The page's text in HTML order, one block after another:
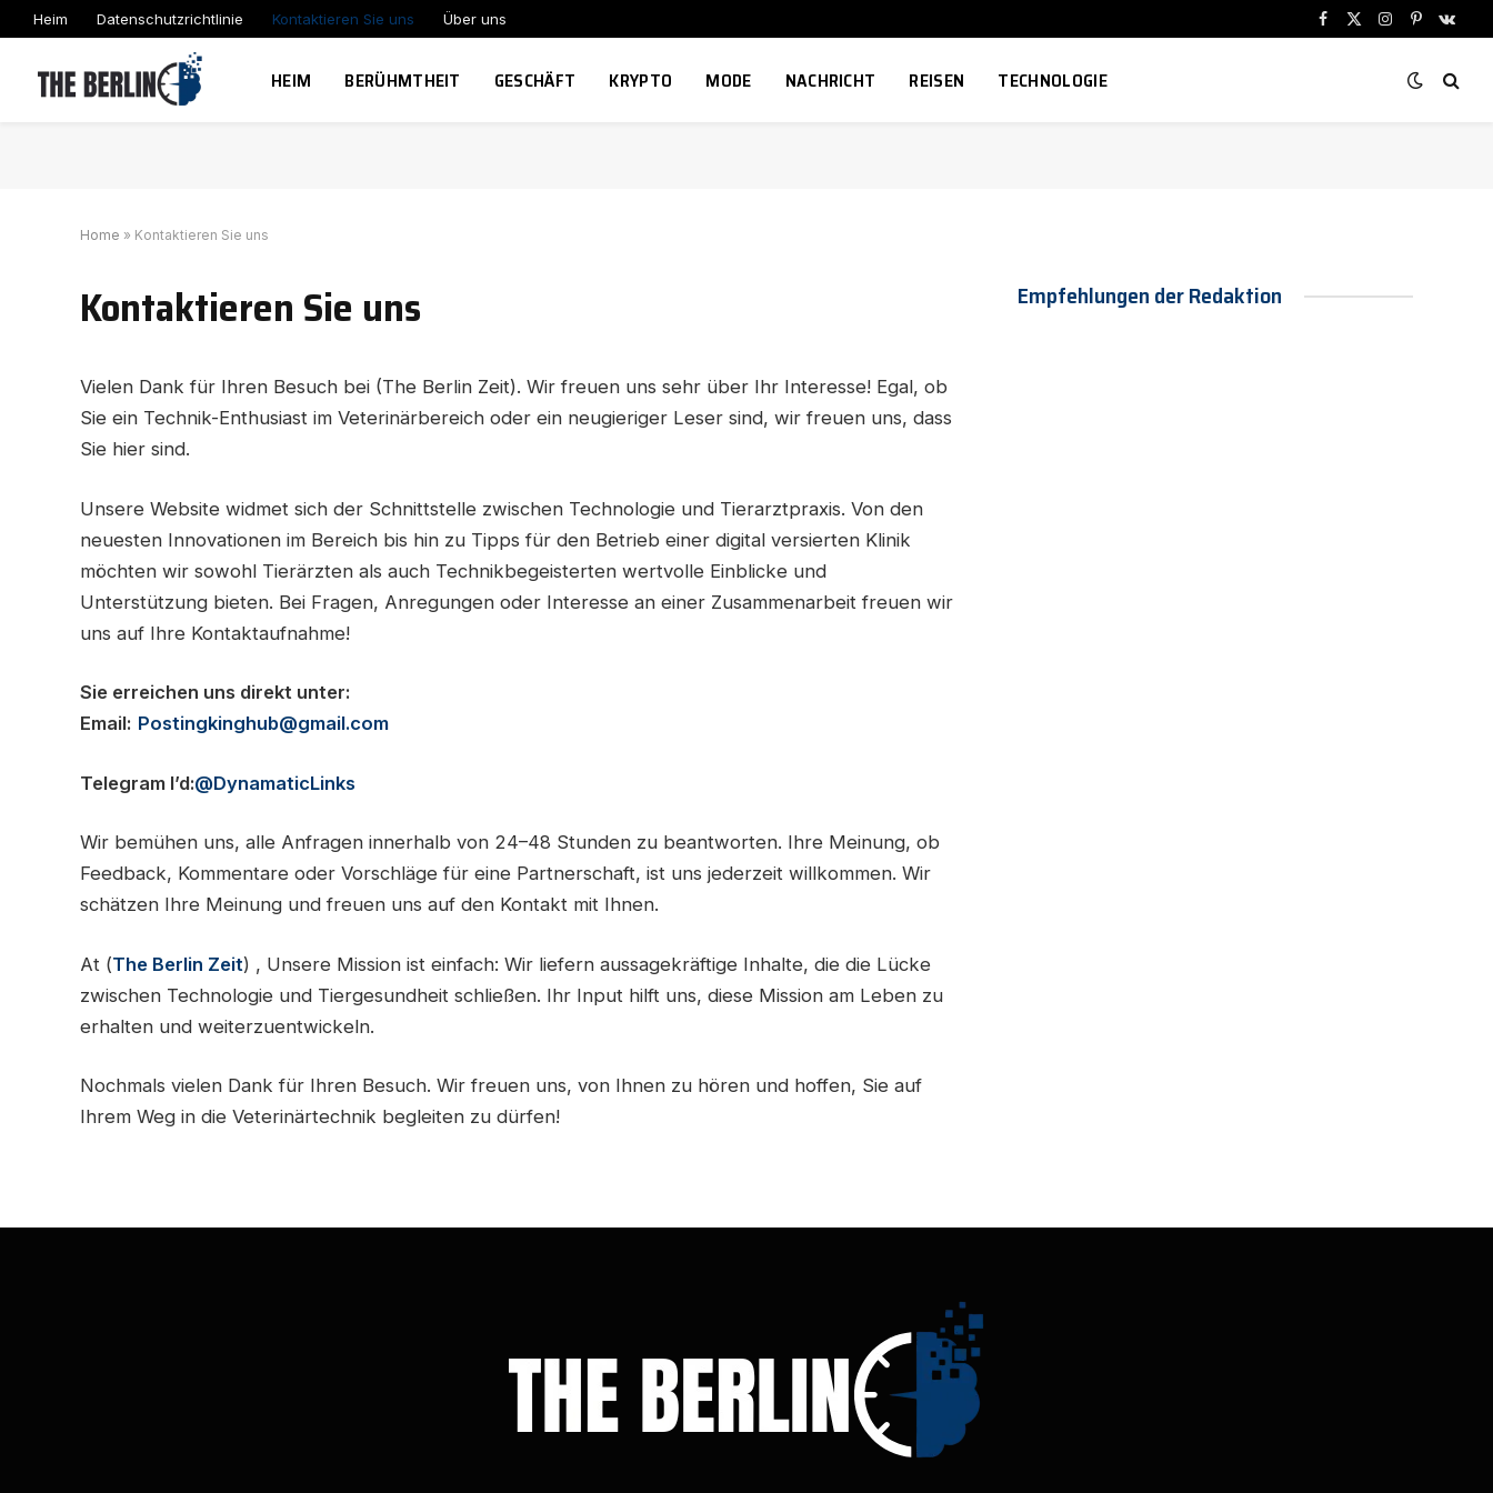
Heim Datenschutzrichtlinie Kontaktieren Sie uns Über uns
Facebook
X
Instagram
Pinterest
HEIM BERÜHMTHEIT GESCHÄFT KRYPTO MODE NACHRICHT REISEN TECHNOLOGIE
Home » Kontaktieren Sie uns
Kontaktieren Sie uns
Vielen Dank für Ihren Besuch bei (The Berlin Zeit). Wir freuen uns sehr über Ihr Interesse! Egal, ob
Sie ein Technik-Enthusiast im Veterinärbereich oder ein neugieriger Leser sind, wir freuen uns, dass
Sie hier sind.
Unsere Website widmet sich der Schnittstelle zwischen Technologie und Tierarztpraxis. Von den
neuesten Innovationen im Bereich bis hin zu Tipps für den Betrieb einer digital versierten Klinik
möchten wir sowohl Tierärzten als auch Technikbegeisterten wertvolle Einblicke und
Unterstützung bieten. Bei Fragen, Anregungen oder Interesse an einer Zusammenarbeit freuen wir
uns auf Ihre Kontaktaufnahme!
Sie erreichen uns direkt unter:
Email: Postingkinghub@gmail.com
Telegram I’d:@DynamaticLinks
Wir bemühen uns, alle Anfragen innerhalb von 24–48 Stunden zu beantworten. Ihre Meinung, ob
Feedback, Kommentare oder Vorschläge für eine Partnerschaft, ist uns jederzeit willkommen. Wir
schätzen Ihre Meinung und freuen uns auf den Kontakt mit Ihnen.
At (The Berlin Zeit) , Unsere Mission ist einfach: Wir liefern aussagekräftige Inhalte, die die Lücke
zwischen Technologie und Tiergesundheit schließen. Ihr Input hilft uns, diese Mission am Leben zu
erhalten und weiterzuentwickeln.
Nochmals vielen Dank für Ihren Besuch. Wir freuen uns, von Ihnen zu hören und hoffen, Sie auf
Ihrem Weg in die Veterinärtechnik begleiten zu dürfen!
Empfehlungen der Redaktion